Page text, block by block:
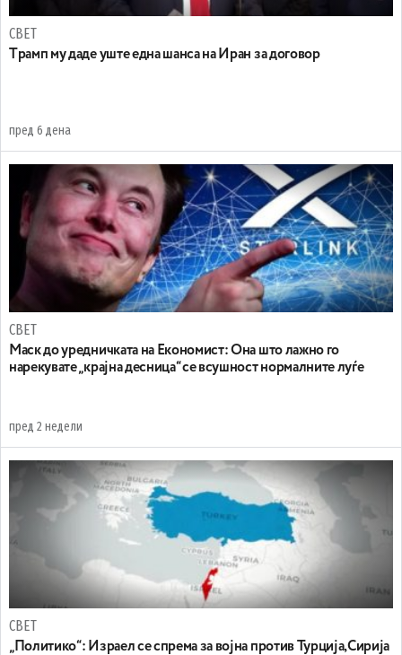
СВЕТ
Tрамп му даде уште една шанса на Иран за договор
пред 6 дена
СВЕТ
Маск до уредничката на Економист: Она што лажно го
нарекувате „крајна десница“ се всушност нормалните луѓе
пред 2 недели
СВЕТ
„Политико“: Израел се спрема за војна против Турција,Сирија